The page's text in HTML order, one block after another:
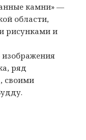
камни» —
области,
рисунками и
ряд
своими
Тас